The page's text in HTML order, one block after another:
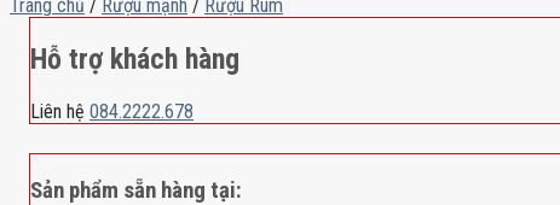
Trang chủ / Rượu mạnh / Rượu Rum
Hỗ trợ khách hàng
Liên hệ 084.2222.678
Sản phẩm sẵn hàng tại: